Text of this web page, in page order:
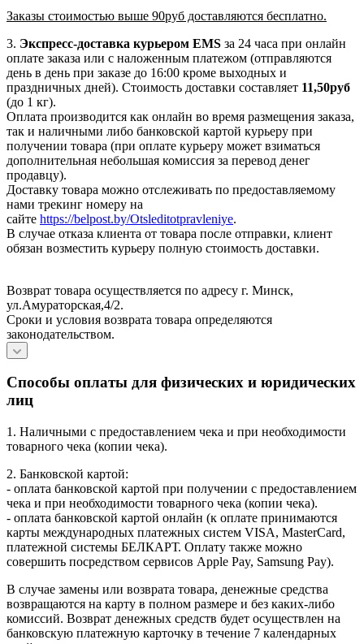
Заказы стоимостью выше 90руб доставляются бесплатно.
3. Экспресс-доставка курьером EMS за 24 часа при онлайн
оплате заказа или с наложенным платежом (отправляются
день в день при заказе до 16:00 кроме выходных и
праздничных дней). Стоимость доставки составляет 11,50руб
(до 1 кг).
Оплата производится как онлайн во время размещения заказа,
так и наличными либо банковской картой курьеру при
получении товара (при оплате курьеру может взиматься
дополнительная небольшая комиссия за перевод денег
продавцу).
Доставку товара можно отслеживать по предоставляемому
нами трекинг номеру на
сайте https://belpost.by/Otsleditotpravleniye.
В случае отказа клиента от товара после отправки, клиент
обязан возместить курьеру полную стоимость доставки.
Возврат товара осуществляется по адресу г. Минск,
ул.Амураторская,4/2.
Сроки и условия возврата товара определяются
законодательством.
Способы оплаты для физических и юридических
лиц
1. Наличными с предоставлением чека и при необходимости
товарного чека (копии чека).
2. Банковской картой:
- оплата банковской картой при получении с предоставлением
чека и при необходимости товарного чека (копии чека).
- оплата банковской картой онлайн (к оплате принимаются
карты международных платежных систем VISA, MasterCard,
платежной системы БЕЛКАРТ. Оплату также можно
совершить посредством сервисов Apple Pay, Samsung Pay).
В случае замены или возврата товара, денежные средства
возвращаются на карту в полном размере и без каких-либо
комиссий. Возврат денежных средств будет осуществлен на
банковскую платежную карточку в течение 7 календарных